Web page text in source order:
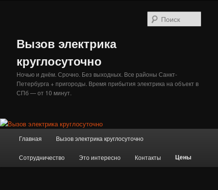
Вызов электрика
круглосуточно
Ночью и днём. Срочно. Без выходных. Все районы Санкт-
Петербурга + пригороды. Время прибытия электрика на объект в
СПб — от 10 минут.
Главная Вызов электрика круглосуточно
Сотрудничество Это интересно Контакты Цены